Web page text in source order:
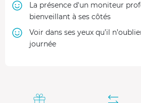
La présence d'un moniteur
bienveillant à ses côtés
Voir dans ses yeux qu’il
journée